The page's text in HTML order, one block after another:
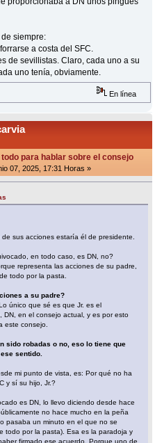
siempre:
a costa del SFC.
de sevillistas. Claro, cada uno a su
uno tenía, obviamente.
En línea
para hablar sobre el consejo
07, 2025, 17:31 Horas »
sus acciones estaría él de presidente.
en todo caso, es DN, no?
representa las acciones de su padre,
todo por la pasta.
a su padre?
Lo único que sé es que Jr. es el
en el consejo actual, y es por esto
este consejo.
sido robadas o no, eso lo tiene que
sentido.
mi punto de vista, es: Por qué no ha
y sí su hijo, Jr.?
es DN, lo llevo diciendo desde hace
no hace mucho en la peña
pasaba un minuto en el que no se
todo por la pasta). Esa es la paradoja y
firmado ese acuerdo. Porque uno de